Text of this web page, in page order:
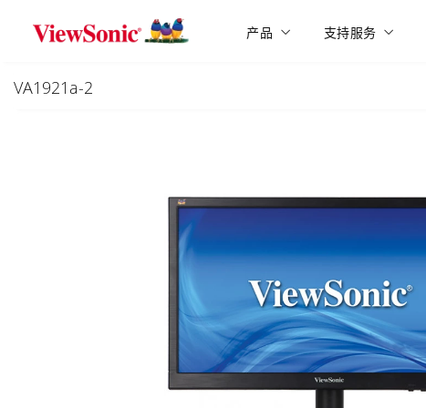
Skip to main content
产品 支持服务
VA1921a-2